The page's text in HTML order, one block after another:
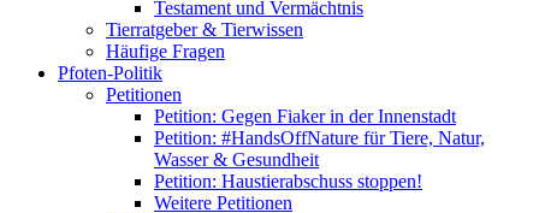
Testament und Vermächtnis
Tierratgeber & Tierwissen
Häufige Fragen
Pfoten-Politik
Petitionen
Petition: Gegen Fiaker in der Innenstadt
Petition: #HandsOffNature für Tiere, Natur,
Wasser & Gesundheit
Petition: Haustierabschuss stoppen!
Weitere Petitionen